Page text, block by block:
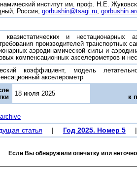
институт им. проф. Н.Е.
Россия,gorbushin@tsagi.ru,
и нестационарных
производителей
аэродинамической силы и
компенсационных акселерометров и
коэффициент, модель
акселерометр
18 июля 2025
к
статья | Год 2025. Номер 5 |
Если Вы обнаружили опечатку или